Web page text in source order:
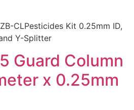
CLPesticides Kit 0.25mm ID,
Y-Splitter
Guard Column
x 0.25mm